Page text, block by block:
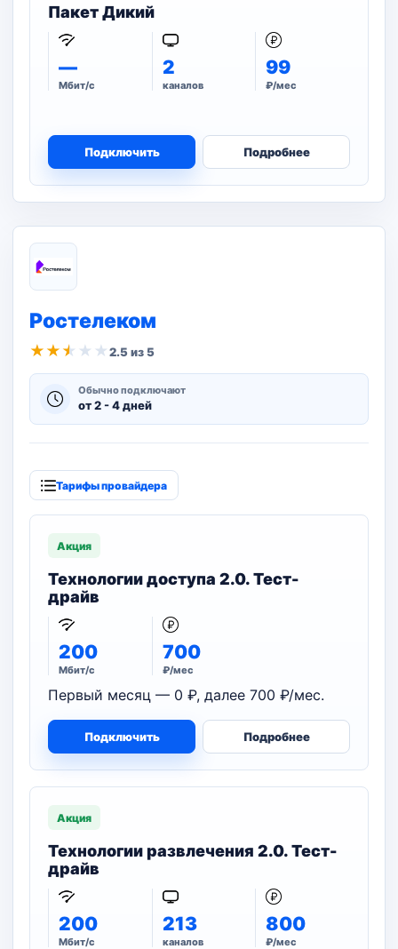
Пакет Дикий
—
Мбит/с
2
каналов
99
₽/мес
Подключить Подробнее
Ростелеком
★ ★ ★ ★ ★2.5 из 5
Обычно подключают
от 2 - 4 дней
Тарифы провайдера
Акция
Технологии доступа 2.0. Тест-
драйв
200
Мбит/с
700
₽/мес
Первый месяц — 0 ₽, далее 700 ₽/мес.
Подключить Подробнее
Акция
Технологии развлечения 2.0. Тест-
драйв
200
Мбит/с
213
каналов
800
₽/мес